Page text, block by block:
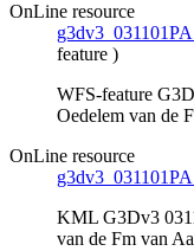
OnLine resource
feature )
WFS-feature
Oedelem van de
OnLine resource
KML G3Dv3
van de Fm van